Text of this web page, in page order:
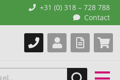
+31 (0) 318 – 728 788
Contact